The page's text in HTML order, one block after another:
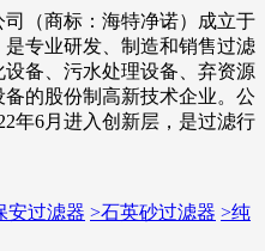
（商标：海特净诺）成立于
专业研发、制造和销售过滤
备、污水处理设备、弃资源
的股份制高新技术企业。公
年6月进入创新层，是过滤行
安过滤器 >石英砂过滤器 >纯